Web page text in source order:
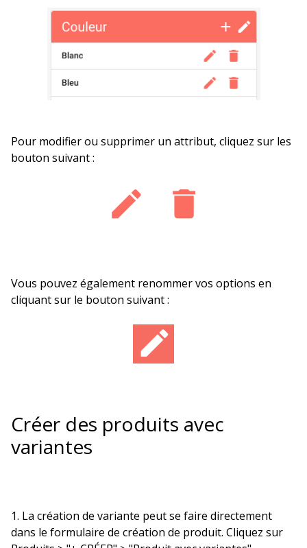
Pour modifier ou supprimer un attribut, cliquez sur les
bouton suivant :
Vous pouvez également renommer vos options en
cliquant sur le bouton suivant :
Créer des produits avec
variantes
1. La création de variante peut se faire directement
dans le formulaire de création de produit. Cliquez sur